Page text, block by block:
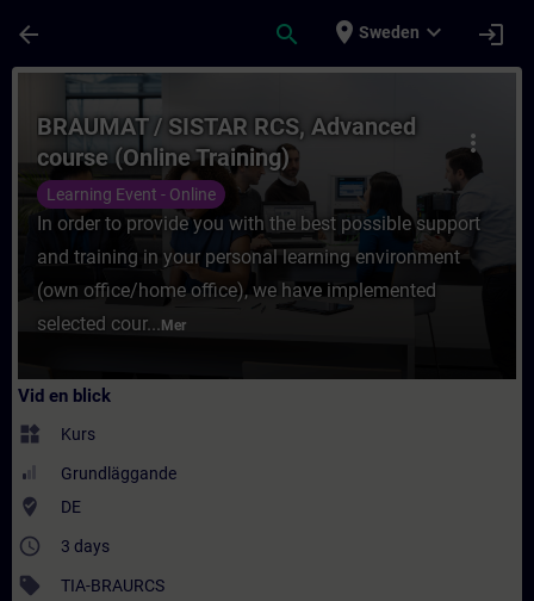
arrow_back search place Sweden expand_more login
Kurs - BRAUMAT / SISTAR RCS,
more_vert
BRAUMAT / SISTAR RCS, Advanced
course (Online Training)
Learning Event - Online
In order to provide you with the best possible support
and training in your personal learning environment
(own office/home office), we have implemented
selected cour... Mer
Vid en blick
widgets Kurs
Grundläggande
where_to_vote DE
access_time 3 days
sell TIA-BRAURCS